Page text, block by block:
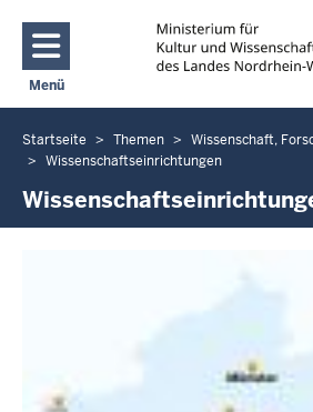
Direkt zum
Menü
Navigation aktivieren/deaktivieren: Main
Sie
befinden
sich
hier
Startseite Themen
Wissenschaft,
Wissenschaftseinrichtungen